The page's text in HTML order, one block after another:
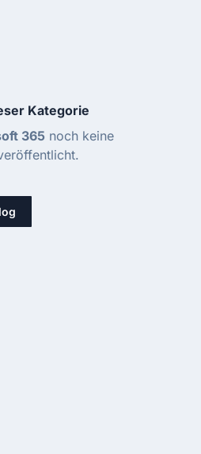
Kategorie
365noch keine